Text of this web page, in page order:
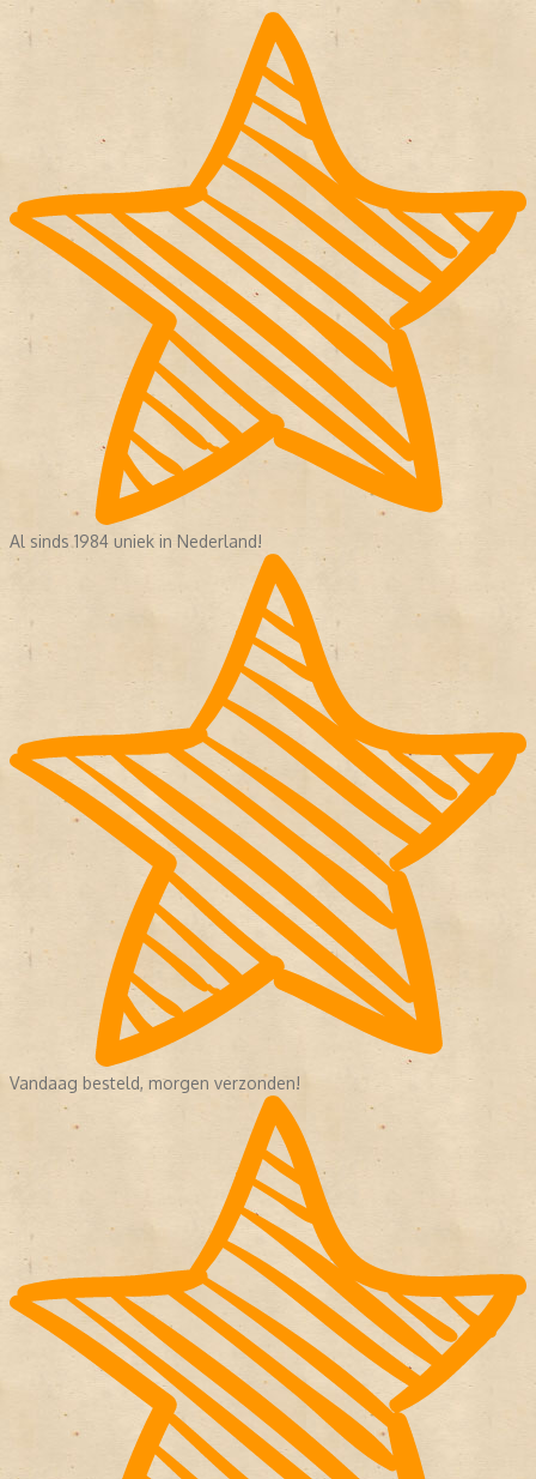
Al sinds 1984 uniek in Nederland!
Vandaag besteld, morgen verzonden!